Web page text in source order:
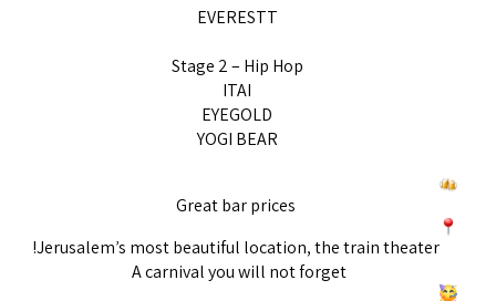
EVERESTT
Stage 2 – Hip Hop
ITAI
EYEGOLD
YOGI BEAR
Jerusalem’s most beautiful location, the train theater!
A carnival you will not forget